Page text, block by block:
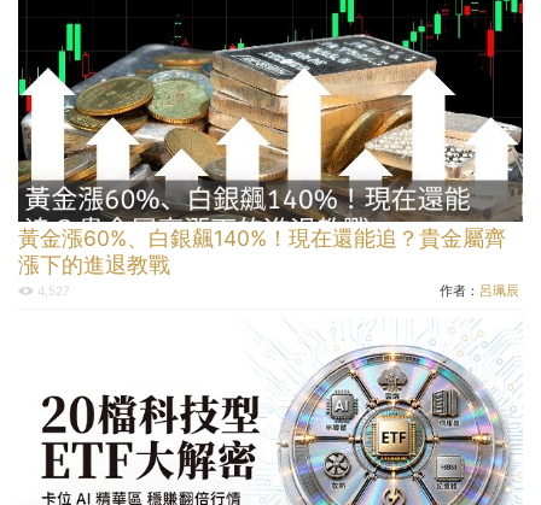
黃金漲60%、白銀飆140%！現在還能追？貴金屬齊
漲下的進退教戰
4,527 作者： 呂珮辰